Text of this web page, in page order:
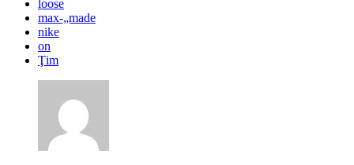
loose
max-„made
nike
on
Ţim